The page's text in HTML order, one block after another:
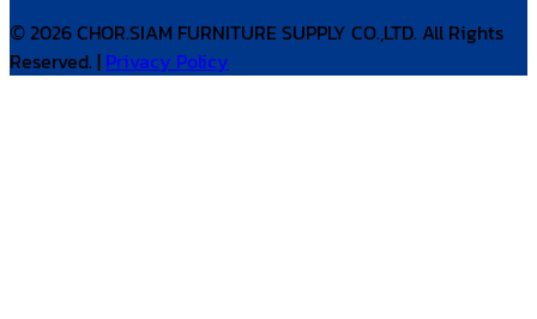
© 2026 CHOR.SIAM FURNITURE SUPPLY CO.,LTD. All Rights
Reserved. | Privacy Policy